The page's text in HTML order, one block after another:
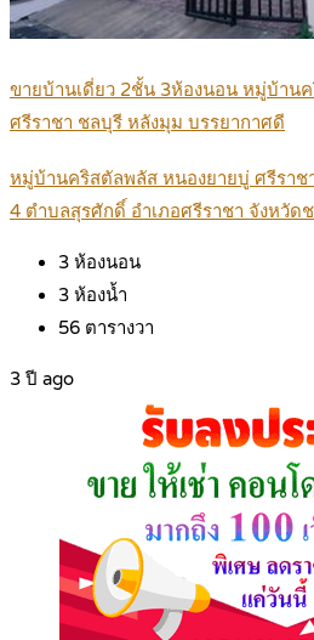
ขายบ้านเดี่ยว 2ชั้น 3ห้องนอน หมู่บ้าน
ศรีราชา ชลบุรี หลังมุม บรรยากาศดี
หมู่บ้านคริสตัลพลัส หนองยายบู่ ศรีรา
4 ตำบลสุรศักดิ์ อำเภอศรีราชา จังหวัด
3 ห้องนอน
3 ห้องน้ำ
56 ตารางวา
3 ปี ago